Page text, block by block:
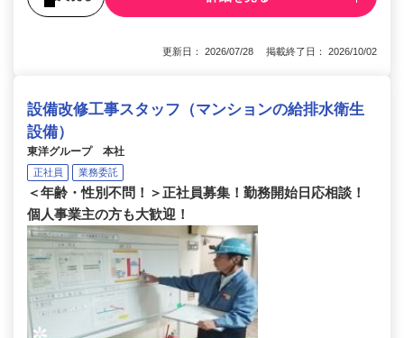
更新日： 2026/07/28 掲載終了日： 2026/10/02
設備改修工事スタッフ（マンションの給排水衛生
設備）
東洋グループ 本社
正社員 業務委託
＜年齢・性別不問！＞正社員募集！勤務開始日応相談！
個人事業主の方も大歓迎！